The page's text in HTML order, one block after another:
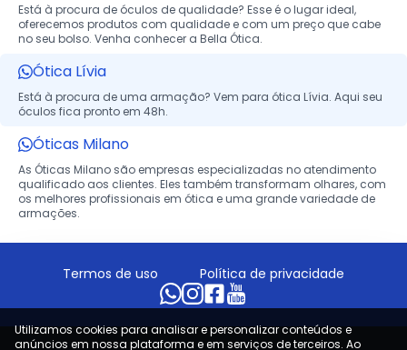
Está à procura de óculos de qualidade? Esse é o lugar ideal,
oferecemos produtos com qualidade e com um preço que cabe
no seu bolso. Venha conhecer a Bella Ótica.
Ótica Lívia
Está à procura de uma armação? Vem para ótica Lívia. Aqui seu
óculos fica pronto em 48h.
Óticas Milano
As Óticas Milano são empresas especializadas no atendimento
qualificado aos clientes. Eles também transformam olhares, com
os melhores profissionais em ótica e uma grande variedade de
armações.
Termos de uso Política de privacidade
Utilizamos cookies para analisar e personalizar conteúdos e
anúncios em nossa plataforma e em serviços de terceiros. Ao